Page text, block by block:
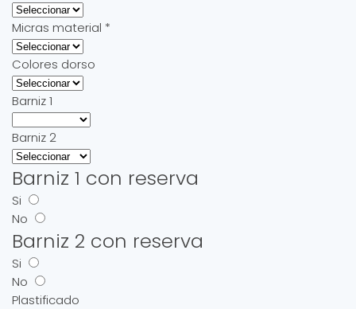
Micras material *
Colores dorso
Barniz 1
Barniz 2
Barniz 1 con reserva
Si
No
Barniz 2 con reserva
Si
No
Plastificado